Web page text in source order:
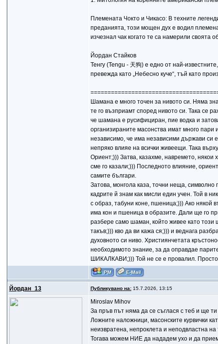
Племената Чокто и Чикасо: В техните
преданията, този мощен дух е водил
изчезнал чак когато те са намерили своята
Йордан Стайков
Тенгу (Tengu - 天狗) е едно от най-
превежда като „Небесно куче“, тъй като
Шамана е много точен за нивото си. Няма
те го възприамт според нивото си. Така се
че шамана е русифициран, пие водка и
организираните масонства имат много пари
независимо, че има независими държави си
непряко влияе на всички живеещи. Така
Ориент;))) Затва, казахме, навремето,
сме го казали;))) Последното влияние,
самите българи.
Затова, монгола каза, точни неща, символно
кадрите й знам как мисли един учен. Той в
с образ, табуни коне, пшеница;))) Ако
има кон и пшеница в образите. Дали ще го
разбере само шаман, който живее като
такъв;))) кво да ви кажа ся;))) и веднага
духовното си ниво. Християнчетата
необходимото знание, за да оправдае
ШИКАЛКАВИ;))) Той не се е провалил.
Йордан_13 Публикувано на:15.7.2026, 13:15
Miroslav Mihov
За пръв път няма да се съглася с теб и ще
Ложните наложници, масонските курвички
неизвратена, непроклета и неподвластна на
Тогава можем НИЕ да нададем ухо и да